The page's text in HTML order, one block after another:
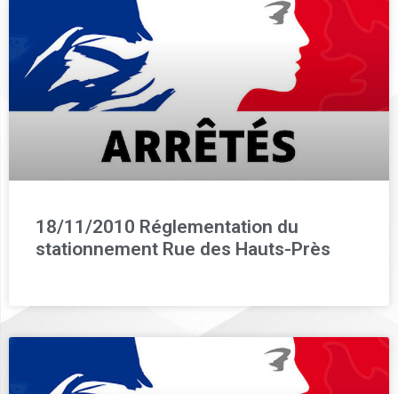
18/11/2010 Réglementation du
stationnement Rue des Hauts-Près